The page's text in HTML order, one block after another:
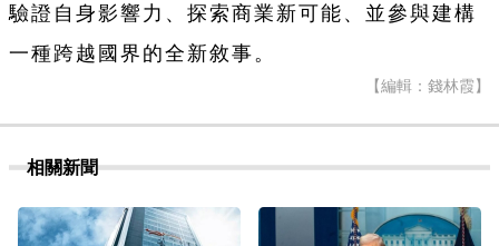
驗證自身影響力、探索商業新可能、並參與建構
一種跨越國界的全新敘事。
【編輯：錢林霞】
相關新聞